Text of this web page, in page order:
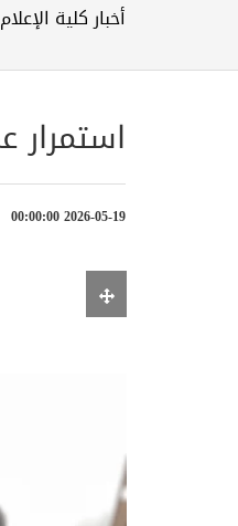
أخبار كلية
2026-05-19 00:00:00